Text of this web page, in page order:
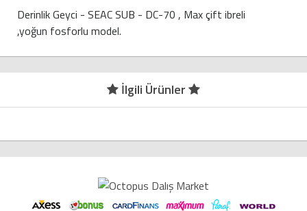
Derinlik Geyci - SEAC SUB - DC-70 , Max çift ibreli
,yoğun fosforlu model.
İlgili Ürünler